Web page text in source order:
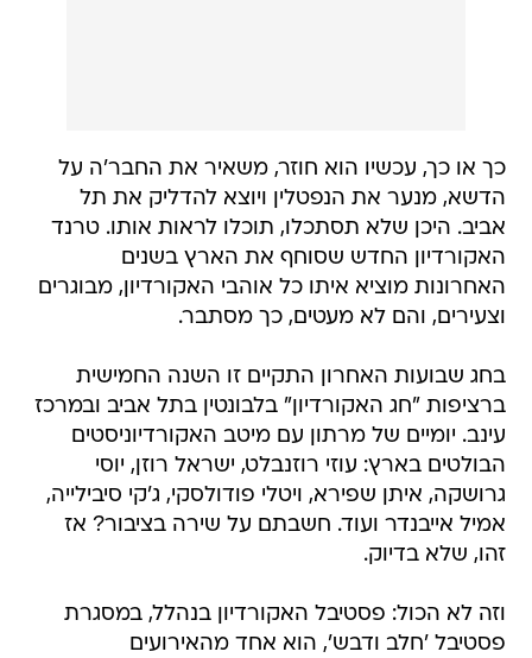
כך או כך, עכשיו הוא חוזר, משאיר את החבר'ה על
הדשא, מנער את הנפטלין ויוצא להדליק את תל
אביב. היכן שלא תסתכלו, תוכלו לראות אותו. טרנד
האקורדיון החדש שסוחף את הארץ בשנים
האחרונות מוציא איתו כל אוהבי האקורדיון, מבוגרים
וצעירים, והם לא מעטים, כך מסתבר.
בחג שבועות האחרון התקיים זו השנה החמישית
ברציפות "חג האקורדיון" בלבונטין בתל אביב ובמרכז
עינב. יומיים של מרתון עם מיטב האקורדיוניסטים
הבולטים בארץ: עוזי רוזנבלט, ישראל רוזן, יוסי
גרושקה, איתן שפירא, ויטלי פודולסקי, ג'קי סיבילייה,
אמיל אייבנדר ועוד. חשבתם על שירה בציבור? אז
זהו, שלא בדיוק.
וזה לא הכול: פסטיבל האקורדיון בנהלל, במסגרת
פסטיבל 'חלב ודבש', הוא אחד מהאירועים